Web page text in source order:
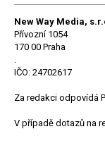
New Way Media,
Přívozní 1054
170 00 Praha
IČO: 24702617
Za redakci odpovídá
V případě dotazů na